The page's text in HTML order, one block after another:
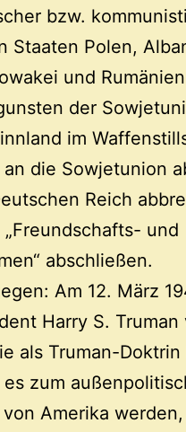
bzw.
Staaten Polen,
und
der
im
die Sowjetunion
Reich
und
abschließen.
Am 12. März
Harry S.
als Truman-
zum
Amerika